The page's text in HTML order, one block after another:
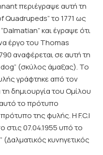
περιέγραψε αυτή τη
Quadrupeds” το 1771 ως
και έγραψε ότι
έργο του Thomas
αναφέρεται σε αυτή τη
(σκύλος άμαξας). Το
γράφτηκε από τον
δημιουργία του Ομίλου
το πρότυπο
της φυλής. Η F.C.I
07.04.1955 υπό το
κυνηγετικός